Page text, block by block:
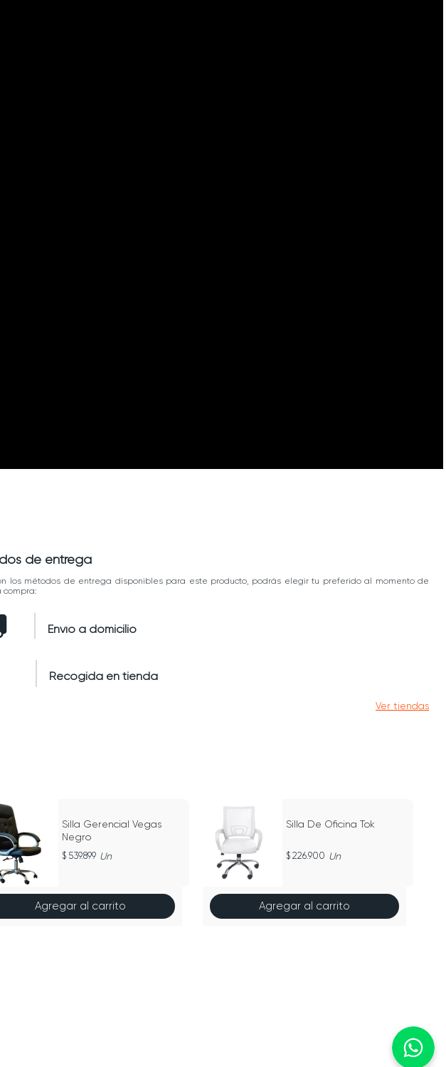
de entrega
los métodos de entrega disponibles para este producto, podrás elegir tu preferido al momento de
compra:
Envío a domicilio
Recogida en tienda
Ver tiendas
Silla Gerencial Vegas
Negro
539.899 Un
Agregar al carrito
Silla De Oficina Tok
226.900 Un
Agregar al carrito